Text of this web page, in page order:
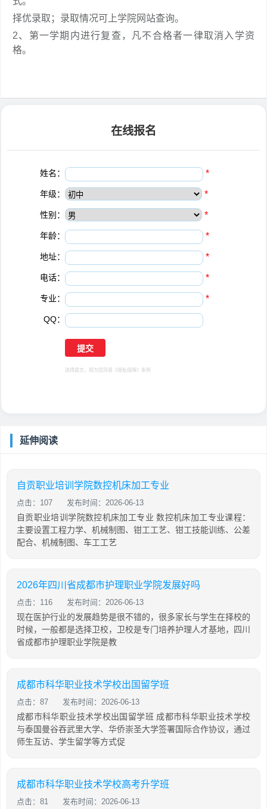
择优录取；录取情况可上学院网站查询。
2、第一学期内进行复查，凡不合格者一律取消入学资
格。
在线报名
姓名： *
年级： *
性别： *
年龄： *
地址： *
电话： *
专业： *
QQ：
选择提交，视为您同意 《隐私保障》 条例
延伸阅读
自贡职业培训学院数控机床加工专业
点击：107 发布时间：2026-06-13
自贡职业培训学院数控机床加工专业 数控机床加工专业课程：
主要设置工程力学、机械制图、钳工工艺、钳工技能训练、公差
配合、机械制图、车工工艺
2026年四川省成都市护理职业学院发展好吗
点击：116 发布时间：2026-06-13
现在医护行业的发展趋势是很不错的，很多家长与学生在择校的
时候，一般都是选择卫校，卫校是专门培养护理人才基地，四川
省成都市护理职业学院是教
成都市科华职业技术学校出国留学班
点击：87 发布时间：2026-06-13
成都市科华职业技术学校出国留学班 成都市科华职业技术学校
与泰国曼谷吞武里大学、华侨崇圣大学签署国际合作协议，通过
师生互访、学生留学等方式促
成都市科华职业技术学校高考升学班
点击：81 发布时间：2026-06-13